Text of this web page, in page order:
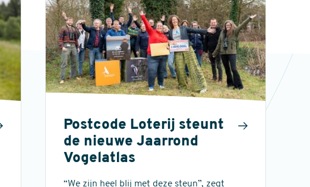
Postcode Loterij steunt
de nieuwe Jaarrond
Vogelatlas
“We zijn heel blij met deze steun”, zegt